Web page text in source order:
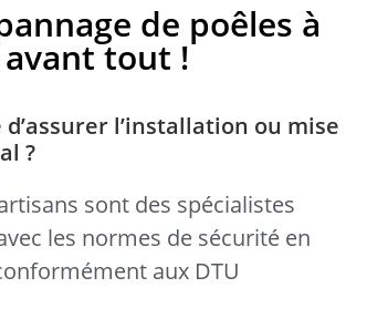
de poêles à
tout !
l’installation ou mise
?
sont des spécialistes
les normes de sécurité en
aux DTU